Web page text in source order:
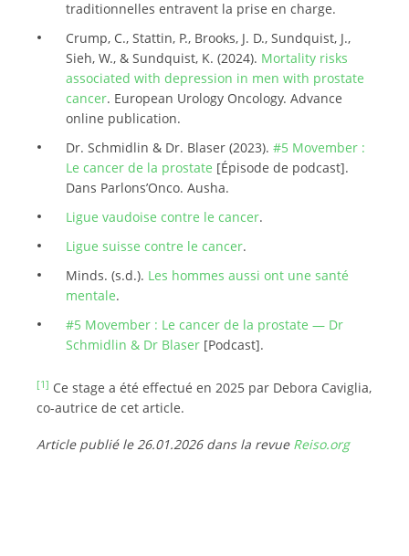
traditionnelles entravent la prise en charge.
Crump, C., Stattin, P., Brooks, J. D., Sundquist, J.,
Sieh, W., & Sundquist, K. (2024). Mortality risks
associated with depression in men with prostate
cancer. European Urology Oncology. Advance
online publication.
Dr. Schmidlin & Dr. Blaser (2023). #5 Movember :
Le cancer de la prostate [Épisode de podcast].
Dans Parlons’Onco. Ausha.
Ligue vaudoise contre le cancer.
Ligue suisse contre le cancer.
Minds. (s.d.). Les hommes aussi ont une santé
mentale.
#5 Movember : Le cancer de la prostate — Dr
Schmidlin & Dr Blaser[Podcast].
[1] Ce stage a été effectué en 2025 par Debora Caviglia,
co-autrice de cet article.
Article publié le 26.01.2026 dans la revue Reiso.org